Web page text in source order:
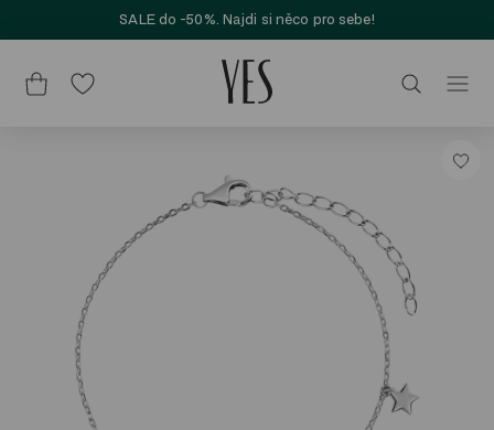
SALE do -50%. Najdi si něco pro sebe!